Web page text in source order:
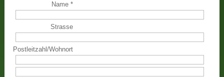
Name*
Strasse
Postleitzahl/Wohnort